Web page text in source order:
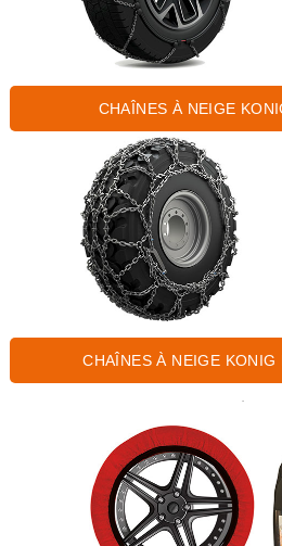
CHAÎNES À NEIGE
CHAÎNES À NEIGE KONIG